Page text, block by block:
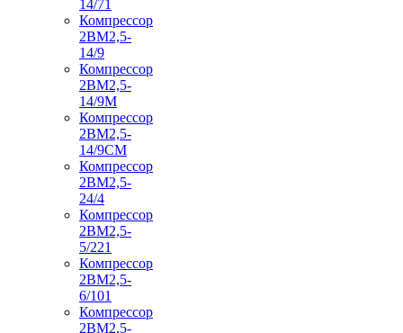
14/71
Компрессор
2ВМ2,5-
14/9
Компрессор
2ВМ2,5-
14/9М
Компрессор
2ВМ2,5-
14/9СМ
Компрессор
2ВМ2,5-
24/4
Компрессор
2ВМ2,5-
5/221
Компрессор
2ВМ2,5-
6/101
Компрессор
2ВМ2,5-